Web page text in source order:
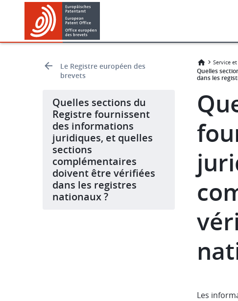
content
Le Registre européen des
brevets
Quelles sections du
Registre fournissent
des informations
juridiques, et quelles
sections
complémentaires
doivent être vérifiées
dans les registres
nationaux ?
Service
Quelles
dans les
Les